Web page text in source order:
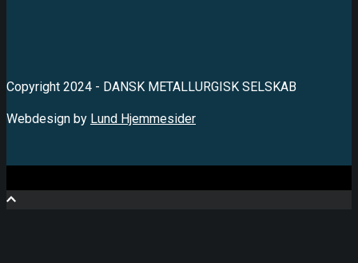
Copyright 2024 - DANSK METALLURGISK SELSKAB
Webdesign by Lund Hjemmesider